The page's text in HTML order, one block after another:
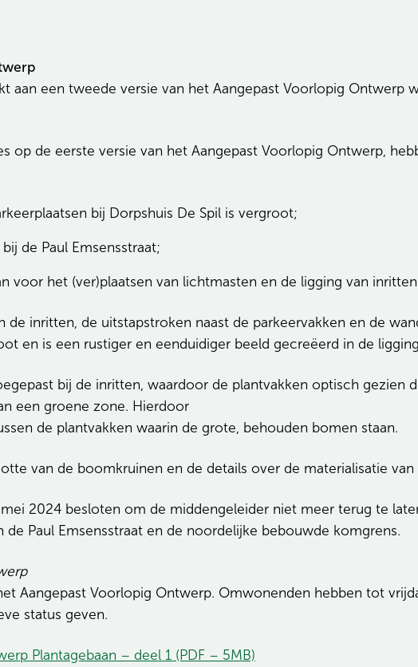
aan een tweede versie van het Aangepast Voorlopig Ontwerp
op de eerste versie van het Aangepast Voorlopig Ontwerp,
bij Dorpshuis De Spil is vergroot;
de Paul Emsensstraat;
voor het (ver)plaatsen van lichtmasten en de ligging van
de inritten, de uitstapstroken naast de parkeervakken en de
en is een rustiger en eenduidiger beeld gecreëerd in de
bij de inritten, waardoor de plantvakken optisch gezien
een groene zone. Hierdoor
de plantvakken waarin de grote, behouden bomen staan.
van de boomkruinen en de details over de materialisatie
2024 besloten om de middengeleider niet meer terug te
Paul Emsensstraat en de noordelijke bebouwde komgrens.
Aangepast Voorlopig Ontwerp. Omwonenden hebben tot
status geven.
Plantagebaan – deel 1 (PDF – 5MB)